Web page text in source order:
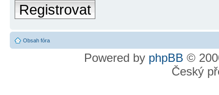
Registrovat
Obsah fóra
Powered by phpBB ©
Český